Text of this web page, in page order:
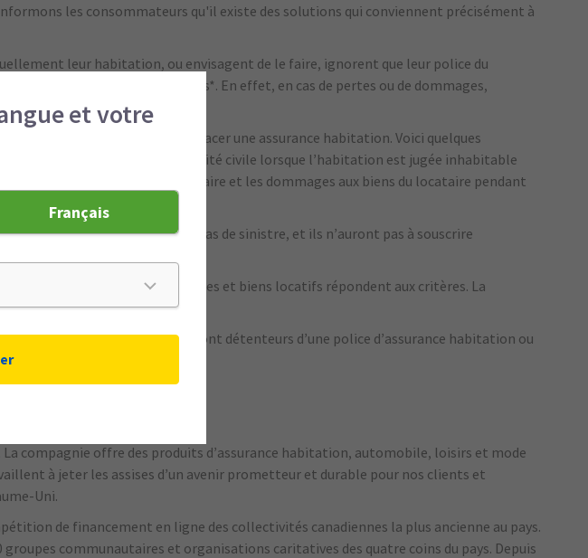
les consommateurs qu'il existe des solutions qui conviennent précisément à
leur habitation, ou envisagent de le faire, ignorent que leur police du
garantie pour les Canadiens*. En effet, en cas de pertes ou de dommages,
celle-ci ne saurait remplacer une assurance habitation. Voici quelques
de résidences : la responsabilité civile lorsque l’habitation est jugée inhabitable
personnels causés par le locataire et les dommages aux biens du locataire pendant
sur 24, 7 jours sur 7 en cas de sinistre, et ils n’auront pas à souscrire
de leurs locataires.
dont les résidences principales et biens locatifs répondent aux critères. La
âgés de 25 ans et plus, qui sont détenteurs d’une police d’assurance habitation ou
compagnie offre des produits d’assurance habitation, automobile, loisirs et mode
à jeter les assises d’un avenir prometteur et durable pour nos clients et
Uni.
de financement en ligne des collectivités canadiennes la plus ancienne au pays.
communautaires et organisations caritatives des quatre coins du pays. Depuis
et votre
Français